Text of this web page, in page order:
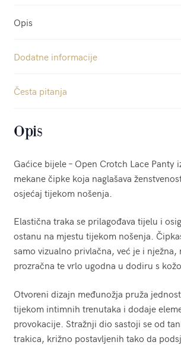
Opis
Dodatne informacije
Česta pitanja
Opis
Gaćice bijele – Open Crotch Lace Panty
mekane čipke koja naglašava
osjećaj tijekom nošenja.
Elastična traka se prilagođava tijelu i
ostanu na mjestu tijekom nošenja.
samo vizualno privlačna, već je i nježna,
prozračna te vrlo ugodna u dodiru s
Otvoreni dizajn međunožja pruža
tijekom intimnih trenutaka i dodaje
provokacije. Stražnji dio sastoji se od
trakica, križno postavljenih tako da